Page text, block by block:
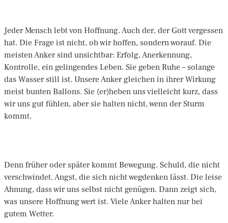
Jeder Mensch lebt von Hoffnung. Auch der, der Gott vergessen
hat. Die Frage ist nicht, ob wir hoffen, sondern worauf. Die
meisten Anker sind unsichtbar: Erfolg, Anerkennung,
Kontrolle, ein gelingendes Leben. Sie geben Ruhe – solange
das Wasser still ist. Unsere Anker gleichen in ihrer Wirkung
meist bunten Ballons. Sie (er)heben uns vielleicht kurz, dass
wir uns gut fühlen, aber sie halten nicht, wenn der Sturm
kommt.
Denn früher oder später kommt Bewegung. Schuld, die nicht
verschwindet. Angst, die sich nicht wegdenken lässt. Die leise
Ahnung, dass wir uns selbst nicht genügen. Dann zeigt sich,
was unsere Hoffnung wert ist. Viele Anker halten nur bei
gutem Wetter.